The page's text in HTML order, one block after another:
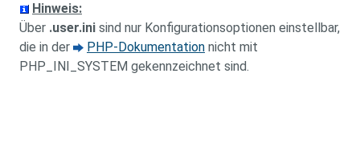
Hinweis:
Über .user.ini sind nur Konfigurationsoptionen einstellbar,
die in der
PHP-Dokumentation nicht mit
PHP_INI_SYSTEM gekennzeichnet sind.